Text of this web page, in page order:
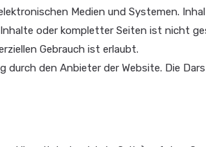
Medien und Systemen.
oder kompletter Seiten ist nicht
Gebrauch ist erlaubt.
den Anbieter der Website. Die